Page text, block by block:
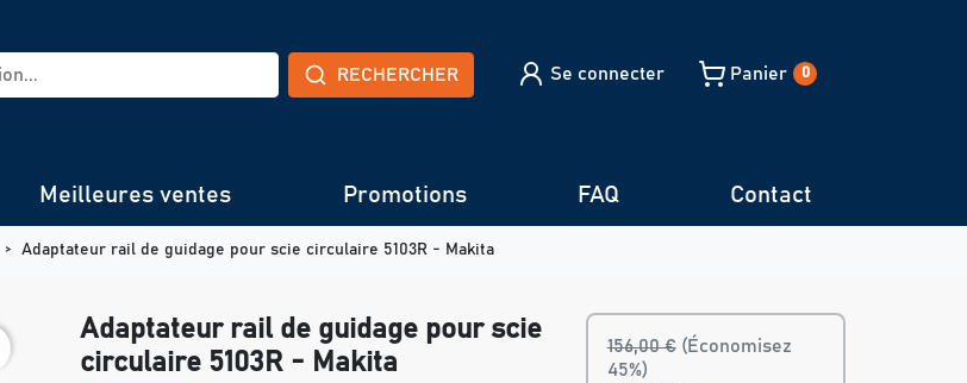
RECHERCHER Se connecter Panier 0
Meilleures ventes Promotions FAQ Contact
Adaptateur rail de guidage pour scie circulaire 5103R - Makita
Adaptateur rail de guidage pour scie
circulaire 5103R - Makita
156,00 € (Économisez
45%)